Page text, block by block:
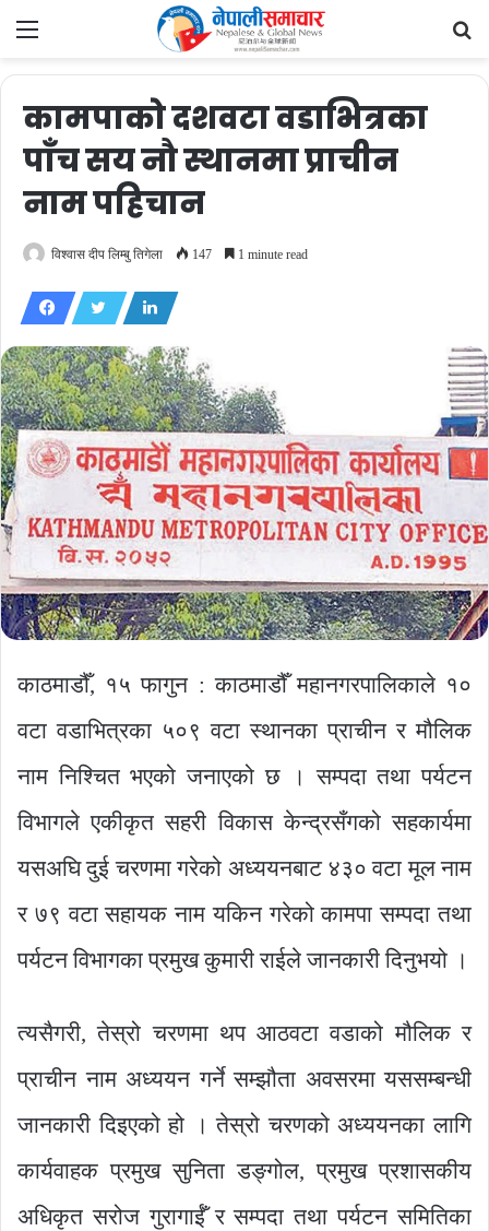
Menu
कामपाको दशवटा वडाभित्रका
पाँच सय नौ स्थानमा प्राचीन
नाम पहिचान
विश्वास दीप लिम्बु तिगेला 147 1 minute read
काठमाडौँ, १५ फागुन : काठमाडौँ महानगरपालिकाले १०
वटा वडाभित्रका ५०९ वटा स्थानका प्राचीन र मौलिक
नाम निश्चित भएको जनाएको छ । सम्पदा तथा पर्यटन
विभागले एकीकृत सहरी विकास केन्द्रसँगको सहकार्यमा
यसअघि दुई चरणमा गरेको अध्ययनबाट ४३० वटा मूल नाम
र ७९ वटा सहायक नाम यकिन गरेको कामपा सम्पदा तथा
पर्यटन विभागका प्रमुख कुमारी राईले जानकारी दिनुभयो ।
त्यसैगरी, तेस्रो चरणमा थप आठवटा वडाको मौलिक र
प्राचीन नाम अध्ययन गर्ने सम्झौता अवसरमा यससम्बन्धी
जानकारी दिइएको हो । तेस्रो चरणको अध्ययनका लागि
कार्यवाहक प्रमुख सुनिता डङ्गोल, प्रमुख प्रशासकीय
अधिकृत सरोज गुरागाईँ र सम्पदा तथा पर्यटन समितिका